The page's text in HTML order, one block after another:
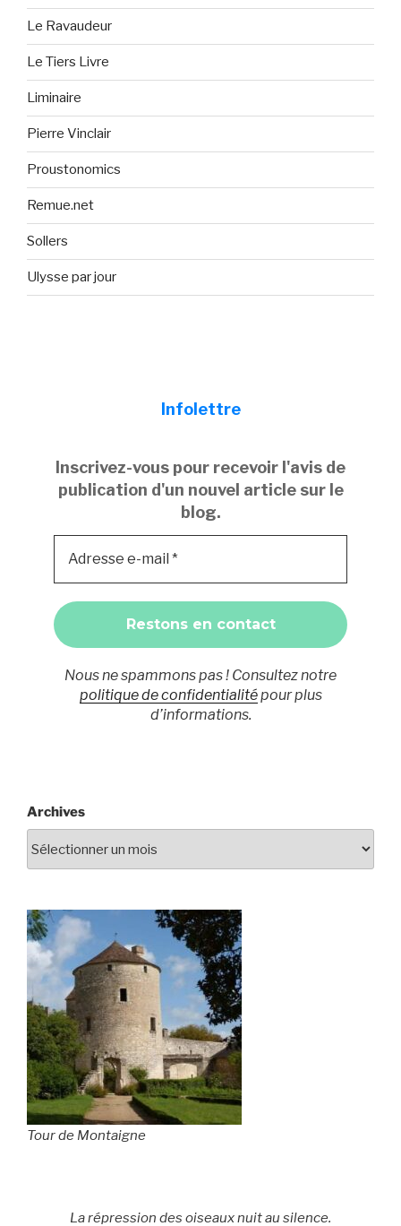
Le Ravaudeur
Le Tiers Livre
Liminaire
Pierre Vinclair
Proustonomics
Remue.net
Sollers
Ulysse par jour
Infolettre
Inscrivez-vous pour recevoir l'avis de
publication d'un nouvel article sur le
blog.
Nous ne spammons pas ! Consultez notre
politique de confidentialitépour plus
d’informations.
Archives
Tour de Montaigne
La répression des oiseaux nuit au silence.